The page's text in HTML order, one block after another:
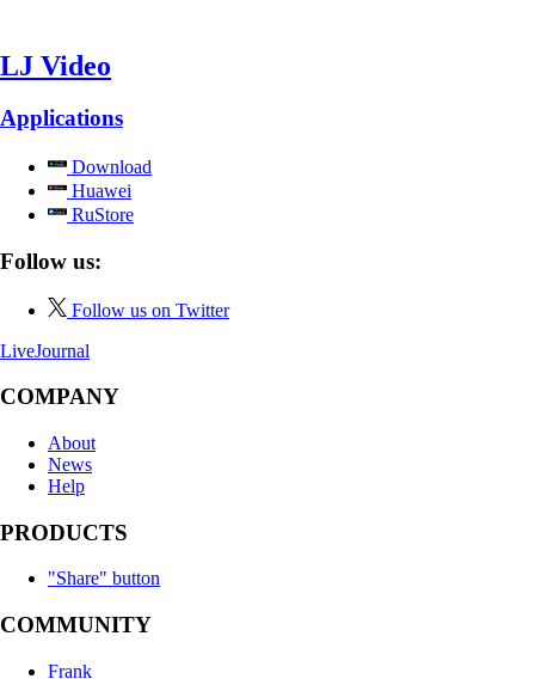
LJ Video
Applications
Download
Huawei
RuStore
Follow us:
Follow us on Twitter
LiveJournal
COMPANY
About
News
Help
PRODUCTS
"Share" button
COMMUNITY
Frank